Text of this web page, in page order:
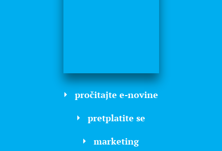
pročitajte e-novine
pretplatite se
marketing